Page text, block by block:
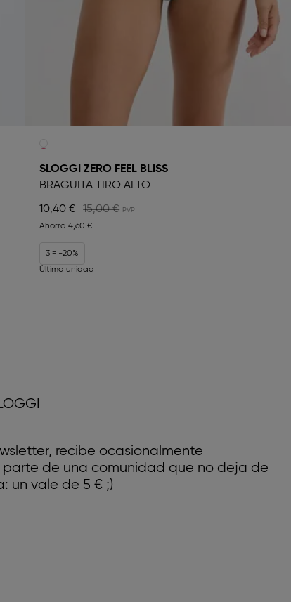
SLOGGI ZERO FEEL BLISS
BRAGUITA TIRO ALTO
10,40 € 15,00 €
Ahorra4,60 €
3 = -20%
Última unidad
recibe ocasionalmente
de una comunidad que no deja de
un vale de 5 € ;)